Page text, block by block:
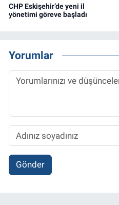
CHP Eskişehir’de yeni il
yönetimi göreve başladı
Yorumlar
Gönder